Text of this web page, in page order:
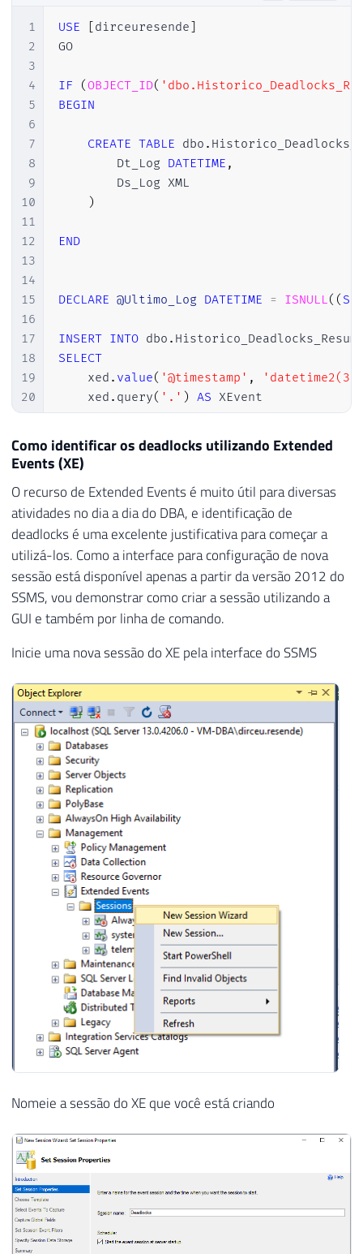
27
28
29
30
31
32
33
34
35
36
37
38
39
40
41
42
43
44
45
46
47
49
50
51
52
54
56
57
58
59
61
<frame procname="adhoc"
unknown    </frame>
unknown    </frame>
            </executionStack>
-- Passo 5 - Vou tentar travar a Tabela
UPDATE dbo.Tabela2
SET Nome = 'Teste'
WHERE Id = 1
          </process>
<ridlock fileid="1"
<owner
            </owner-list>
            <waiter-list>
<waiter
            </waiter-list>
<ridlock fileid="1"
            <owner-list>
<owner
            </owner-list>
            <waiter-list>
<waiter
            </waiter-list>
          </ridlock>
        </resource-list>
      </deadlock>
    </value>
</event>
1
2
3
4
5
6
7
8
9
10
11
12
13
14
15
16
17
18
19
20
21
23
25
26
27
28
29
30
31
33
35
36
USE dirceuresende
GO
IF (OBJECT_ID(
BEGIN
CREATE TABLE dbo .
        Dt_Log
DATETIME ,
        Ds_Log XML
)
END
DECLARE @Ultimo_Log DATETIME = ISNULL( (
INSERT INTO dbo .
SELECT
    xed
. value( '@timestamp' ,
    xed
. query( '.' ) AS
FROM
(
SELECT
        CAST
FROM
        sys
.dm_xe_session_targets
INNER JOIN sys.dm_xe_sessions
WHERE
        s
.[name] = N'system_health'
AND st.target_name = N
AS Data ]
WHERE
ORDER
    CreationDate
Como identificar os deadlocks utilizando Extended
Events (XE)
O recurso de Extended Events é muito útil para diversas
atividades no dia a dia do DBA, e identificação de
deadlocks é uma excelente justificativa para começar a
utilizá-los. Como a interface para configuração de nova
sessão está disponível apenas a partir da versão 2012 do
SSMS, vou demonstrar como criar a sessão utilizando a
GUI e também por linha de comando.
Inicie uma nova sessão do XE pela interface do SSMS
Nomeie a sessão do XE que você está criando